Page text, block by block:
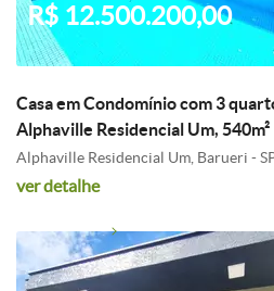
R$ 12.500.200,00
Casa em Condomínio com 3
Alphaville Residencial Um, 540m²
Alphaville Residencial Um, Barueri -
ver detalhe